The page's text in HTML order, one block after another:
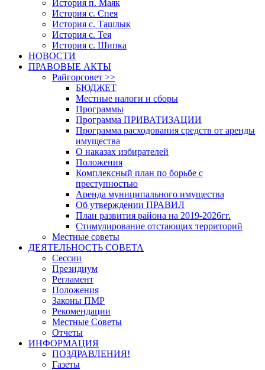
История п. Маяк
История с. Спея
История с. Ташлык
История с. Тея
История с. Шипка
НОВОСТИ
ПРАВОВЫЕ АКТЫ
Райгорсовет >>
БЮДЖЕТ
Местные налоги и сборы
Программы
Программа ПРИВАТИЗАЦИИ
Программа расходования средств от аренды
имущества
О наказах избирателей
Положения
Комплексный план по борьбе с
преступностью
Аренда муниципального имущества
Об утверждении ПРАВИЛ
План развития района на 2019-2026гг.
Стимулирование отстающих территорий
Местные советы
ДЕЯТЕЛЬНОСТЬ СОВЕТА
Сессии
Президиум
Регламент
Положения
Законы ПМР
Рекомендации
Местные Советы
Отчеты
ИНФОРМАЦИЯ
ПОЗДРАВЛЕНИЯ!
Газеты